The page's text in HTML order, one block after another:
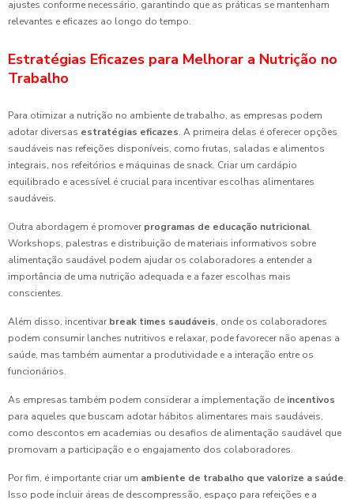
ajustes conforme necessário, garantindo que as práticas se mantenham
relevantes e eficazes ao longo do tempo.
Estratégias Eficazes para Melhorar a Nutrição no
Trabalho
Para otimizar a nutrição no ambiente de trabalho, as empresas podem
adotar diversas estratégias eficazes. A primeira delas é oferecer opções
saudáveis nas refeições disponíveis, como frutas, saladas e alimentos
integrais, nos refeitórios e máquinas de snack. Criar um cardápio
equilibrado e acessível é crucial para incentivar escolhas alimentares
saudáveis.
Outra abordagem é promover programas de educação nutricional.
Workshops, palestras e distribuição de materiais informativos sobre
alimentação saudável podem ajudar os colaboradores a entender a
importância de uma nutrição adequada e a fazer escolhas mais
conscientes.
Além disso, incentivar break times saudáveis, onde os colaboradores
podem consumir lanches nutritivos e relaxar, pode favorecer não apenas a
saúde, mas também aumentar a produtividade e a interação entre os
funcionários.
As empresas também podem considerar a implementação de incentivos
para aqueles que buscam adotar hábitos alimentares mais saudáveis,
como descontos em academias ou desafios de alimentação saudável que
promovam a participação e o engajamento dos colaboradores.
Por fim, é importante criar um ambiente de trabalho que valorize a saúde.
Isso pode incluir áreas de descompressão, espaço para refeições e a